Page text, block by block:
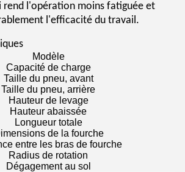
rend l'opération moins fatiguée et
l'efficacité du travail.
Modèle
Capacité de charge
Taille du pneu, avant
Taille du pneu, arrière
Hauteur de levage
Hauteur abaissée
Longueur totale
de la fourche
entre les bras de fourche
Radius de rotation
Dégagement au sol